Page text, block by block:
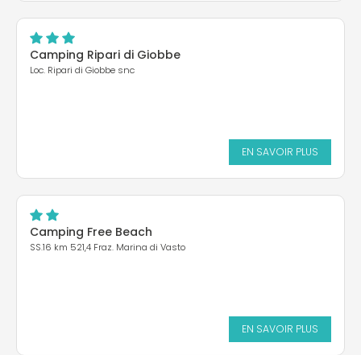
Camping Ripari di Giobbe
Loc. Ripari di Giobbe snc
EN SAVOIR PLUS
Camping Free Beach
SS.16 km 521,4 Fraz. Marina di Vasto
EN SAVOIR PLUS